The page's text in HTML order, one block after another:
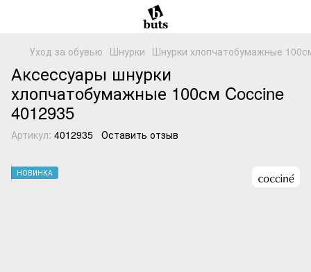
Уход за обувью Шнурки Шнурки хлопчатобумажные
Аксессуары шнурки
хлопчатобумажные 100см Coccine
4012935
Артикул: 4012935 Оставить отзыв
НОВИНКА